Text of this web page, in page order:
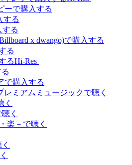
Hi-Res